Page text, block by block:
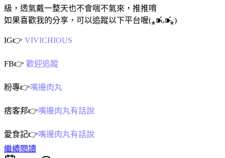
級，透氣戴一整天也不會喘不氣來，推推唷
如果喜歡我的分享，可以追蹤以下平台喔(⁎⁍̴̛ᴗ⁍̴̛⁎)
IG👉 VIVICHIOUS
FB👉 歡迎追蹤
粉專👉嘴邊肉丸
痞客邦👉嘴邊肉丸有話說
愛食記👉嘴邊肉丸有話說
繼續閱讀